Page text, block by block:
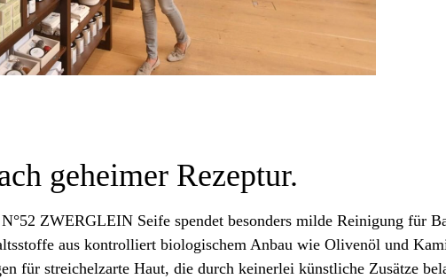
geheimer Rezeptur.
ZWERGLEIN Seife spendet besonders milde Reinigung für
aus kontrolliert biologischem Anbau wie Olivenöl und
für streichelzarte Haut, die durch keinerlei künstliche Zusätze